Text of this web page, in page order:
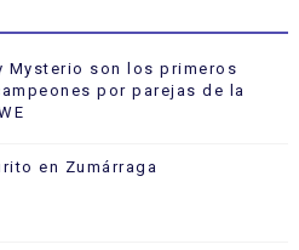
Mysterio son los primeros
por parejas de la
en Zumárraga